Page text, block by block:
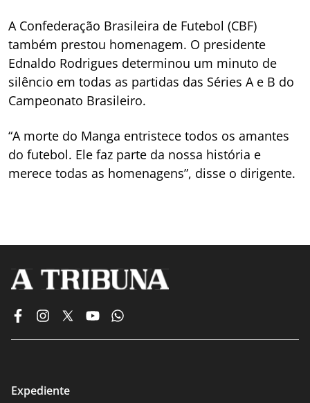
A Confederação Brasileira de Futebol (CBF)
também prestou homenagem. O presidente
Ednaldo Rodrigues determinou um minuto de
silêncio em todas as partidas das Séries A e B do
Campeonato Brasileiro.
“A morte do Manga entristece todos os amantes
do futebol. Ele faz parte da nossa história e
merece todas as homenagens”, disse o dirigente.
Expediente